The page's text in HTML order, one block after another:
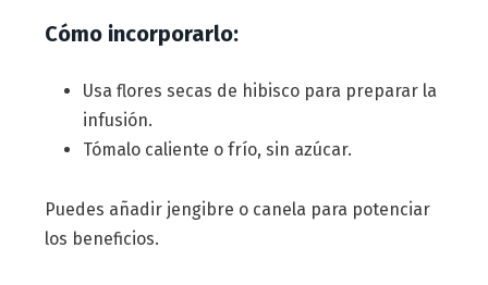
Cómo incorporarlo:
Usa flores secas de hibisco para preparar la
infusión.
Tómalo caliente o frío, sin azúcar.
Puedes añadir jengibre o canela para potenciar
los beneficios.